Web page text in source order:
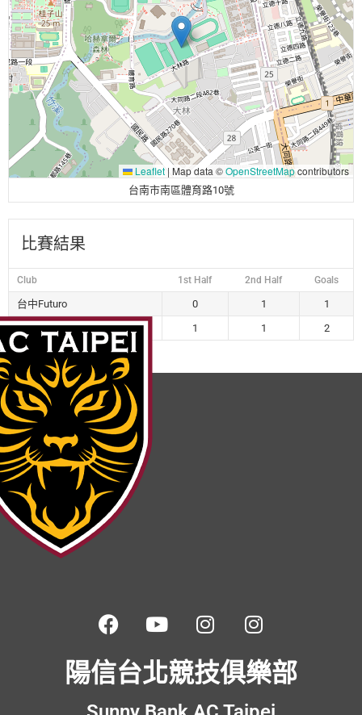
Leaflet | Map data ©OpenStreetMapcontributors
台南市南區體育路10號
比賽結果
Club 1st Half 2nd Half Goals
台中Futuro 0 1
1
Sunny Bank AC Taipei
1 1 2
陽信台北競技俱樂部